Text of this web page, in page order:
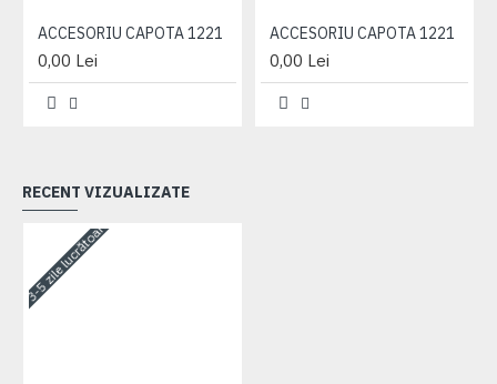
ACCESORIU CAPOTA 1221
0,00 Lei
ACCESORIU CAPOTA 1221
0,00 Lei
RECENT VIZUALIZATE
3-5 zile lucrătoare